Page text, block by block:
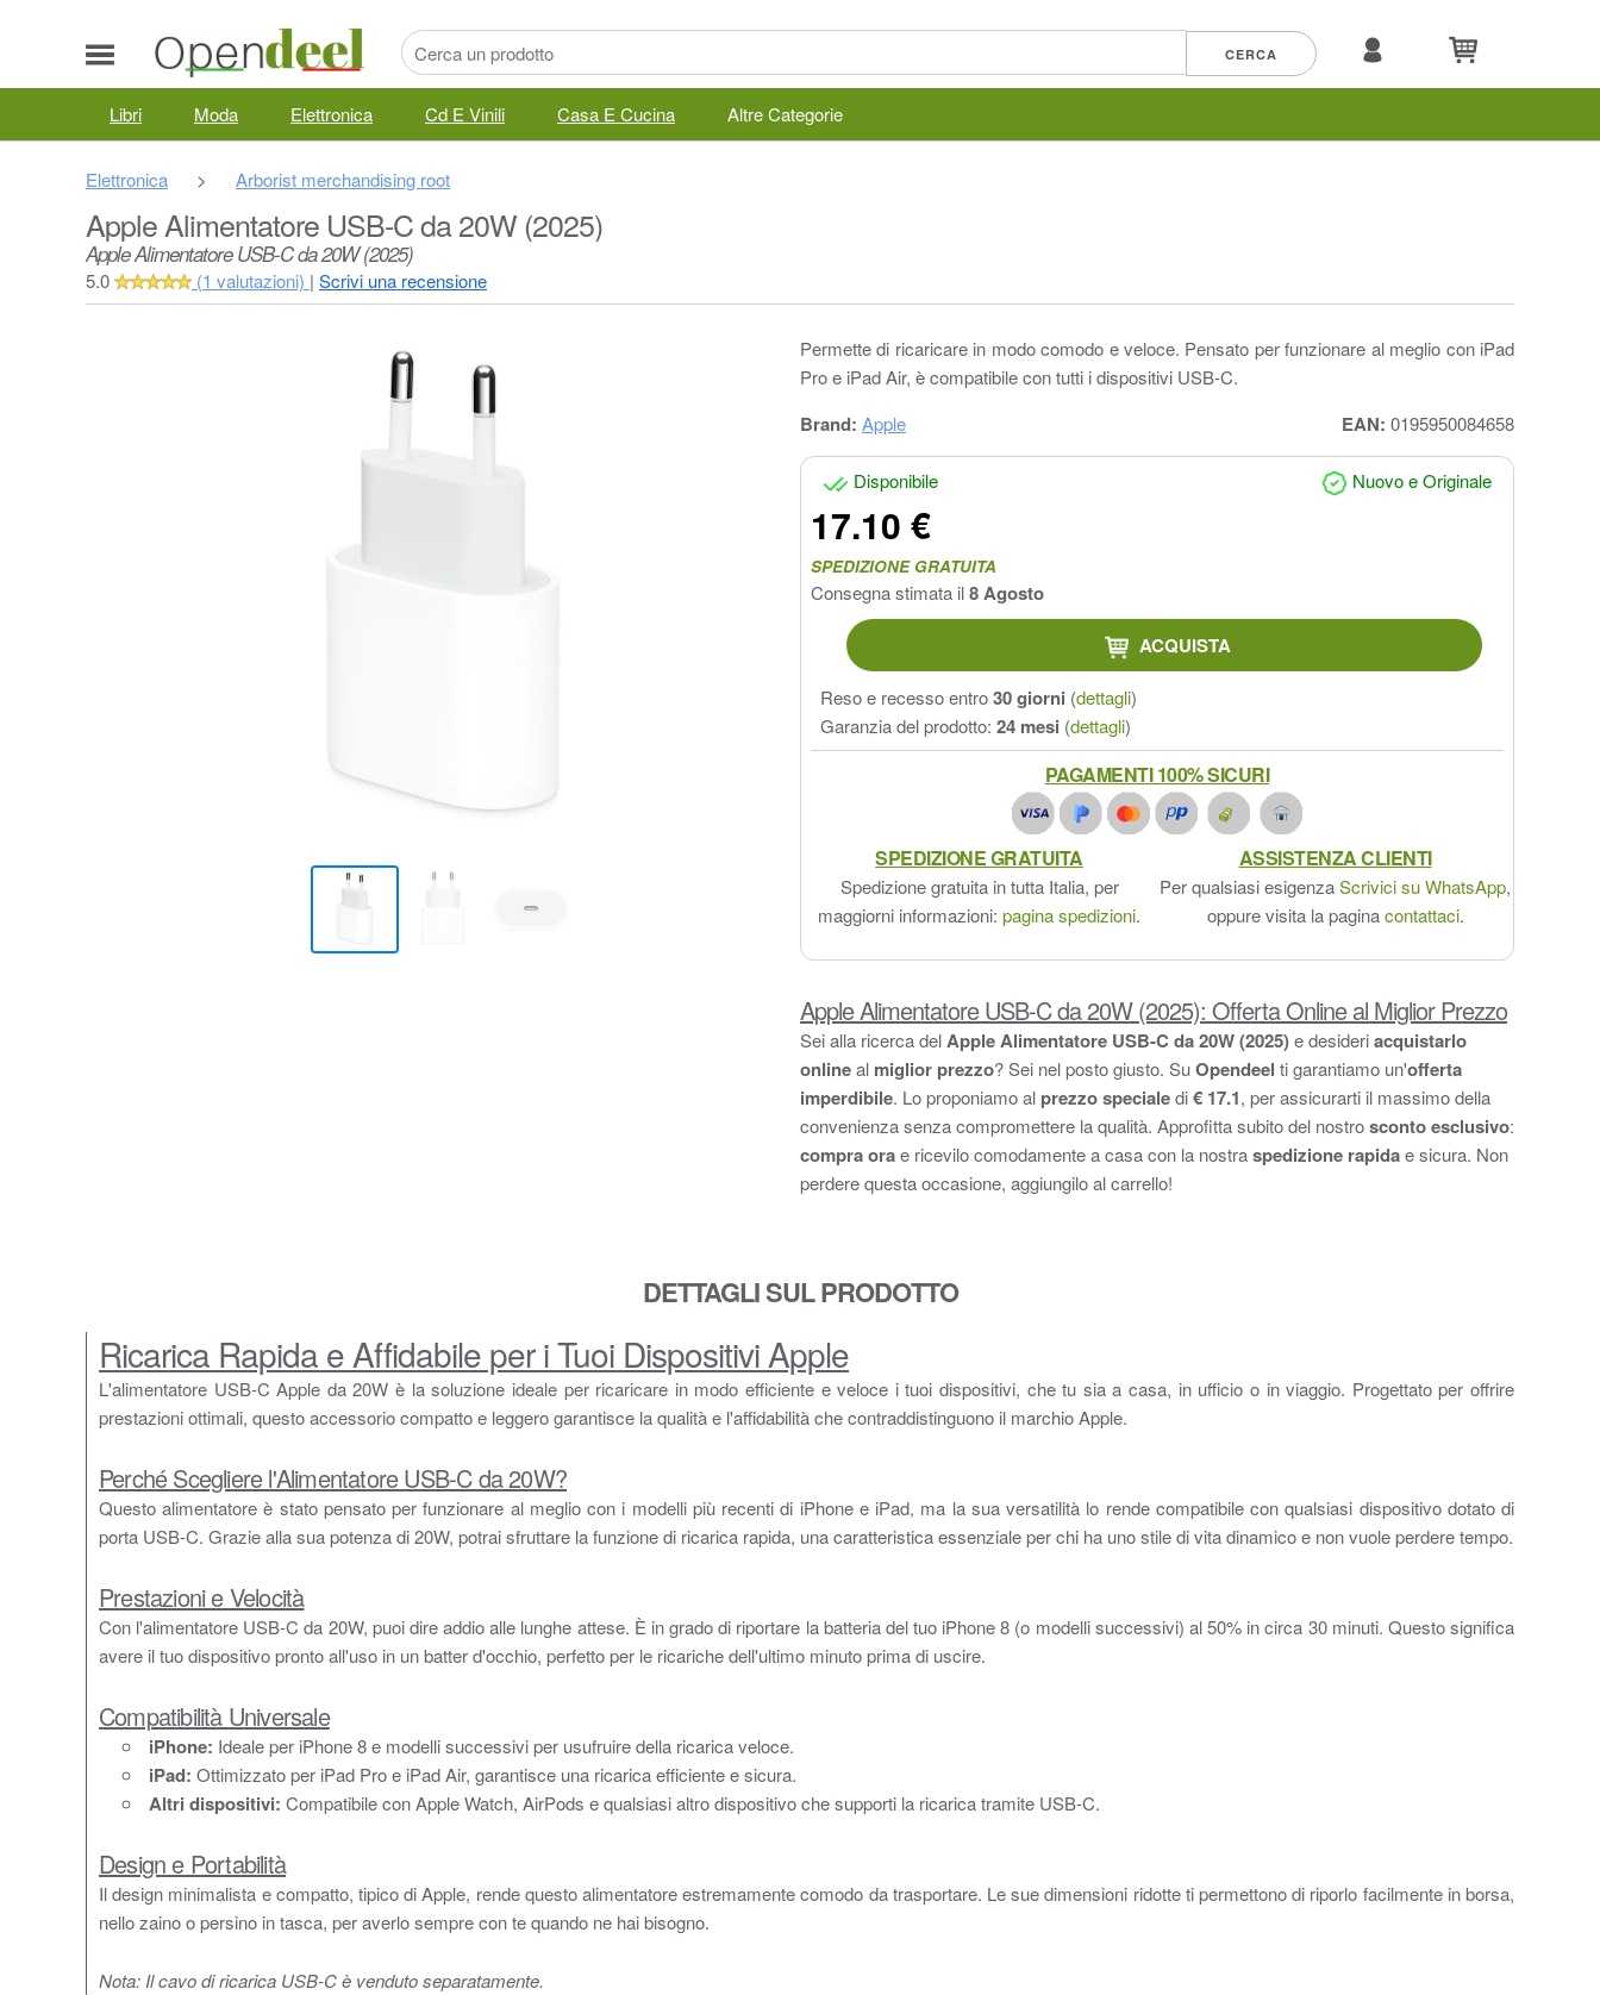
Libri Moda Elettronica Cd E Vinili Casa E Cucina Altre Categorie
Elettronica > Arborist merchandising root
Apple Alimentatore USB-C da 20W (2025)
Apple Alimentatore USB‑C da 20W (2025)
5.0 (1 valutazioni) | Scrivi una recensione
Permette di ricaricare in modo comodo e veloce. Pensato per funzionare al meglio con iPad
Pro e iPad Air, è compatibile con tutti i dispositivi USB-C.
Brand: Apple EAN: 0195950084658
Disponibile Nuovo e Originale
17.10 €
SPEDIZIONE GRATUITA
Consegna stimata il8 Agosto
ACQUISTA
Reso e recesso entro30 giorni (dettagli)
Garanzia del prodotto: 24 mesi (dettagli)
PAGAMENTI 100% SICURI
ASSISTENZA CLIENTI
Per qualsiasi esigenzaScrivici su WhatsApp,
oppure visita la paginacontattaci.
SPEDIZIONE GRATUITA
Spedizione gratuita in tutta Italia, per
maggiorni informazioni: pagina spedizioni.
Apple Alimentatore USB-C da 20W (2025): Offerta Online al Miglior Prezzo
Sei alla ricerca delApple Alimentatore USB-C da 20W (2025)e desideriacquistarlo
onlineal miglior prezzo? Sei nel posto giusto. SuOpendeel ti garantiamo un'offerta
imperdibile. Lo proponiamo al prezzo specialedi€ 17.1, per assicurarti il massimo della
convenienza senza compromettere la qualità. Approfitta subito del nostrosconto esclusivo:
compra orae ricevilo comodamente a casa con la nostraspedizione rapidae sicura. Non
perdere questa occasione, aggiungilo al carrello!
DETTAGLI SUL PRODOTTO
Ricarica Rapida e Affidabile per i Tuoi Dispositivi Apple
L'alimentatore USB-C Apple da 20W è la soluzione ideale per ricaricare in modo efficiente e veloce i tuoi dispositivi, che tu sia a casa, in ufficio o in viaggio. Progettato per offrire
prestazioni ottimali, questo accessorio compatto e leggero garantisce la qualità e l'affidabilità che contraddistinguono il marchio Apple.
Perché Scegliere l'Alimentatore USB-C da 20W?
Questo alimentatore è stato pensato per funzionare al meglio con i modelli più recenti di iPhone e iPad, ma la sua versatilità lo rende compatibile con qualsiasi dispositivo dotato di
porta USB-C. Grazie alla sua potenza di 20W, potrai sfruttare la funzione di ricarica rapida, una caratteristica essenziale per chi ha uno stile di vita dinamico e non vuole perdere tempo.
Prestazioni e Velocità
Con l'alimentatore USB-C da 20W, puoi dire addio alle lunghe attese. È in grado di riportare la batteria del tuo iPhone 8 (o modelli successivi) al 50% in circa 30 minuti. Questo significa
avere il tuo dispositivo pronto all'uso in un batter d'occhio, perfetto per le ricariche dell'ultimo minuto prima di uscire.
Compatibilità Universale
iPhone: Ideale per iPhone 8 e modelli successivi per usufruire della ricarica veloce.
iPad: Ottimizzato per iPad Pro e iPad Air, garantisce una ricarica efficiente e sicura.
Altri dispositivi: Compatibile con Apple Watch, AirPods e qualsiasi altro dispositivo che supporti la ricarica tramite USB-C.
Design e Portabilità
Il design minimalista e compatto, tipico di Apple, rende questo alimentatore estremamente comodo da trasportare. Le sue dimensioni ridotte ti permettono di riporlo facilmente in borsa,
nello zaino o persino in tasca, per averlo sempre con te quando ne hai bisogno.
Nota: Il cavo di ricarica USB-C è venduto separatamente.